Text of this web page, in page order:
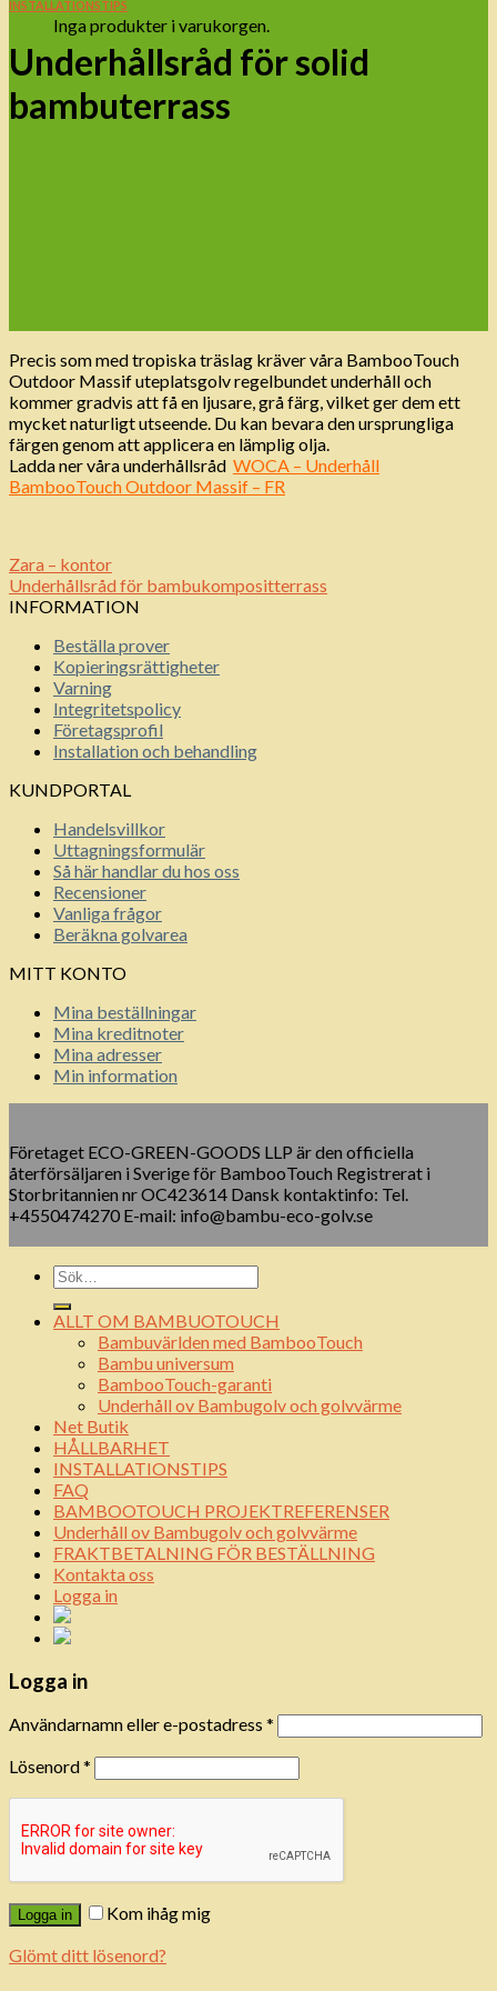
Inga produkter i varukorgen.
INSTALLATIONSTIPS
Underhållsråd för solid
bambuterrass
Precis som med tropiska träslag kräver våra BambooTouch
Outdoor Massif uteplatsgolv regelbundet underhåll och
kommer gradvis att få en ljusare, grå färg, vilket ger dem ett
mycket naturligt utseende. Du kan bevara den ursprungliga
färgen genom att applicera en lämplig olja.
Ladda ner våra underhållsråd WOCA – Underhåll
BambooTouch Outdoor Massif – FR
Zara – kontor
Underhållsråd för bambukompositterrass
INFORMATION
Beställa prover
Kopieringsrättigheter
Varning
Integritetspolicy
Företagsprofil
Installation och behandling
KUNDPORTAL
Handelsvillkor
Uttagningsformulär
Så här handlar du hos oss
Recensioner
Vanliga frågor
Beräkna golvarea
MITT KONTO
Mina beställningar
Mina kreditnoter
Mina adresser
Min information
Företaget ECO-GREEN-GOODS LLP är den officiella
återförsäljaren i Sverige för BambooTouch Registrerat i
Storbritannien nr OC423614 Dansk kontaktinfo: Tel.
+4550474270 E-mail: info@bambu-eco-golv.se
ALLT OM BAMBUOTOUCH
Bambuvärlden med BambooTouch
Bambu universum
BambooTouch-garanti
Underhåll ov Bambugolv och golvvärme
Net Butik
HÅLLBARHET
INSTALLATIONSTIPS
FAQ
BAMBOOTOUCH PROJEKTREFERENSER
Underhåll ov Bambugolv och golvvärme
FRAKTBETALNING FÖR BESTÄLLNING
Kontakta oss
Logga in
Logga in
Användarnamn eller e-postadress *
Lösenord*
Logga in
Kom ihåg mig
Glömt ditt lösenord?